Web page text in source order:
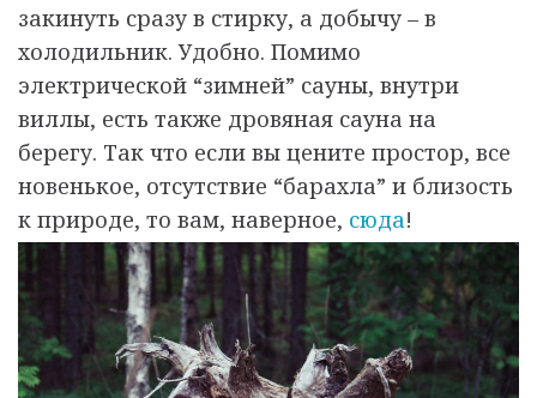
закинуть сразу в стирку, а добычу – в
холодильник. Удобно. Помимо
электрической “зимней” сауны, внутри
виллы, есть также дровяная сауна на
берегу. Так что если вы цените простор, все
новенькое, отсутствие “барахла” и близость
к природе, то вам, наверное, сюда!